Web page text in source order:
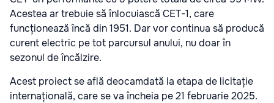
Acestea ar trebuie să înlocuiască CET-1, care
funcționează încă din 1951. Dar vor continua să producă
curent electric pe tot parcursul anului, nu doar în
sezonul de încălzire.
Acest proiect se află deocamdată la etapa de licitație
internațională, care se va încheia pe 21 februarie 2025.